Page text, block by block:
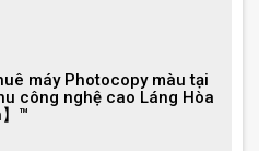
máy Photocopy màu tại
công nghệ cao Láng Hòa
™